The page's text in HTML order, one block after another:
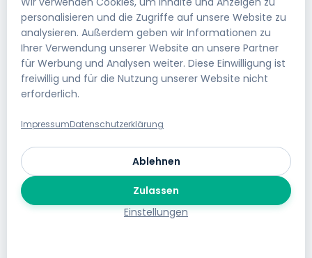
Webhosting bestellen
Impressum
AGB
Datenschutzerklärung
Geld-zurück-Garantie
Gratis Website Umzug
Jobs bei helloly
Cookie-Einstellungen
personalisieren und die Zugriffe auf unsere Website zu
analysieren. Außerdem geben wir Informationen zu
Ihrer Verwendung unserer Website an unsere Partner
für Werbung und Analysen weiter. Diese Einwilligung ist
freiwillig und für die Nutzung unserer Website nicht
erforderlich.
ImpressumDatenschutzerklärung
Einstellungen
Ablehnen
Zulassen